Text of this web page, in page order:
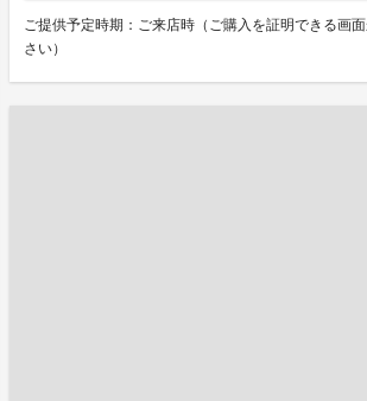
ご提供予定時期：ご来店時（ご購入を証明できる画
さい）